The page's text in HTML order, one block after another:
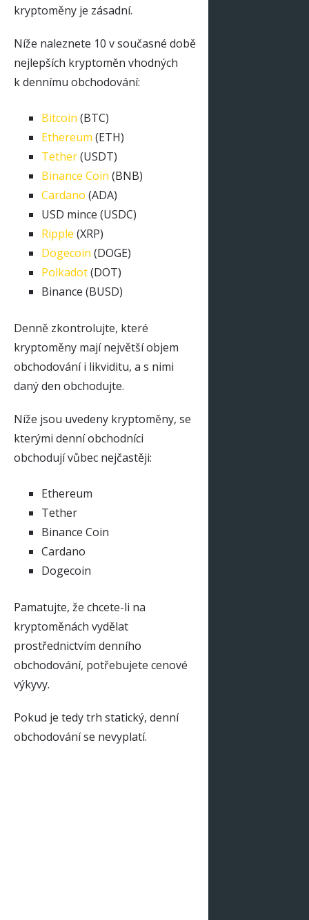
kryptoměny je zásadní.
Níže naleznete 10 v současné době
nejlepších kryptoměn vhodných
k dennímu obchodování:
Bitcoin (BTC)
Ethereum (ETH)
Tether(USDT)
Binance Coin (BNB)
Cardano (ADA)
USD mince (USDC)
Ripple (XRP)
Dogecoin (DOGE)
Polkadot(DOT)
Binance (BUSD)
Denně zkontrolujte, které
kryptoměny mají největší objem
obchodování i likviditu, a s nimi
daný den obchodujte.
Níže jsou uvedeny kryptoměny, se
kterými denní obchodníci
obchodují vůbec nejčastěji:
Ethereum
Tether
Binance Coin
Cardano
Dogecoin
Pamatujte, že chcete-li na
kryptoměnách vydělat
prostřednictvím denního
obchodování, potřebujete cenové
výkyvy.
Pokud je tedy trh statický, denní
obchodování se nevyplatí.